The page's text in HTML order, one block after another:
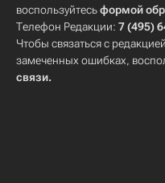
воспользуйтесьформой
Телефон Редакции: 7 (495)
Чтобы связаться с
замеченных ошибках,
связи.